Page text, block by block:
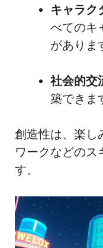
キャラク
べてのキ
がありま
社会的交
築できま
創造性は、楽し
ワークなどのス
す。